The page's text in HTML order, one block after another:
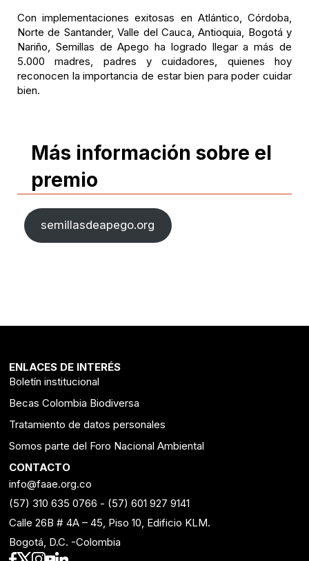
Con implementaciones exitosas en Atlántico, Córdoba,
Norte de Santander, Valle del Cauca, Antioquia, Bogotá y
Nariño, Semillas de Apego ha logrado llegar a más de
5.000 madres, padres y cuidadores, quienes hoy
reconocen la importancia de estar bien para poder cuidar
bien.
Más información sobre el
premio
semillasdeapego.org
ENLACES DE INTERÉS
Boletín institucional
Becas Colombia Biodiversa
Tratamiento de datos personales
Somos parte del Foro Nacional Ambiental
CONTACTO
info@faae.org.co
(57) 310 635 0766 - (57) 601 927 9141
Calle 26B # 4A – 45, Piso 10, Edificio KLM.
Bogotá, D.C. -Colombia